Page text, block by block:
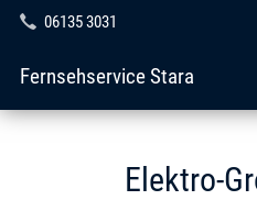
06135 3031
Fernsehservice Stara
Elektro-